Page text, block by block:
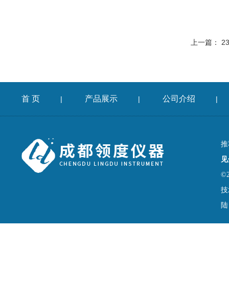
上一篇：
首 页 | 产品展示 | 公司介绍 |
陆